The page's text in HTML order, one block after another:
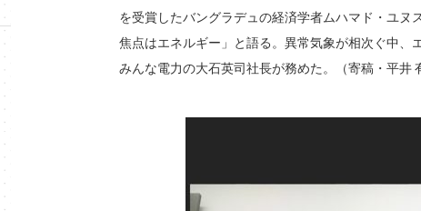
を受賞したバングラデュの経済学者ムハマド・ユ
焦点はエネルギー」と語る。異常気象が相次ぐ中
みんな電力の大石英司社長が務めた。（寄稿・平井